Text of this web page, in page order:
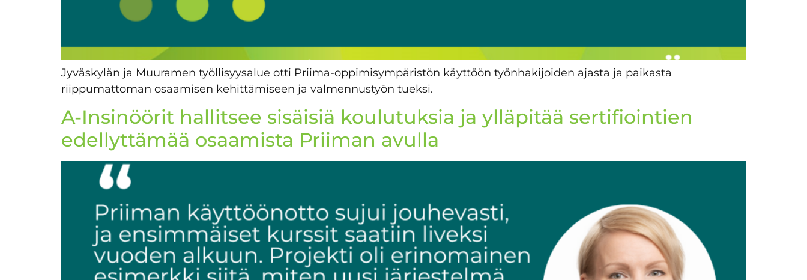
Jyväskylän ja Muuramen työllisyysalue otti Priima-oppimisympäristön käyttöön työnhakijoiden ajasta ja paikasta
riippumattoman osaamisen kehittämiseen ja valmennustyön tueksi.
A-Insinöörit hallitsee sisäisiä koulutuksia ja ylläpitää sertifiointien
edellyttämää osaamista Priiman avulla